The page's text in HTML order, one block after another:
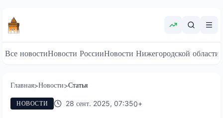
Все новостиНовости РоссииНовости Нижегородской области
Главная>Новости>Статья
НОВОСТИ 28 сент. 2025, 07:350+